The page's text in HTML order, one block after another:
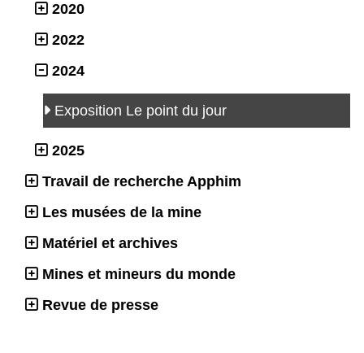
2020
2022
2024
Exposition Le point du jour
2025
Travail de recherche Apphim
Les musées de la mine
Matériel et archives
Mines et mineurs du monde
Revue de presse